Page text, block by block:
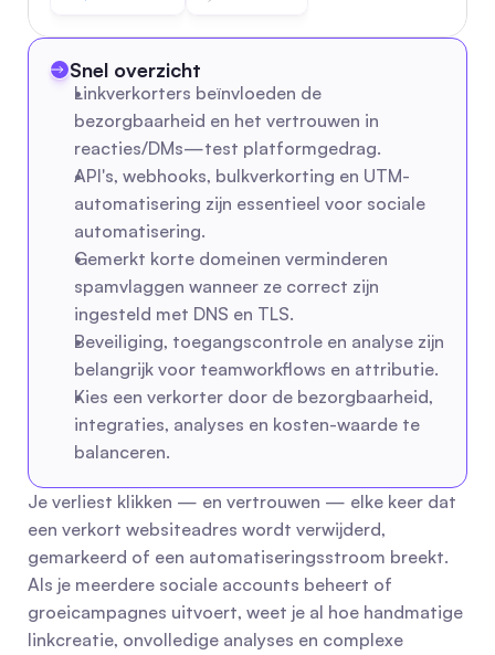
Snel overzicht
Linkverkorters beïnvloeden de
bezorgbaarheid en het vertrouwen in
reacties/DMs—test platformgedrag.
API's, webhooks, bulkverkorting en UTM-
automatisering zijn essentieel voor sociale
automatisering.
Gemerkt korte domeinen verminderen
spamvlaggen wanneer ze correct zijn
ingesteld met DNS en TLS.
Beveiliging, toegangscontrole en analyse zijn
belangrijk voor teamworkflows en attributie.
Kies een verkorter door de bezorgbaarheid,
integraties, analyses en kosten-waarde te
balanceren.
Je verliest klikken — en vertrouwen — elke keer dat
een verkort websiteadres wordt verwijderd,
gemarkeerd of een automatiseringsstroom breekt.
Als je meerdere sociale accounts beheert of
groeicampagnes uitvoert, weet je al hoe handmatige
linkcreatie, onvolledige analyses en complexe